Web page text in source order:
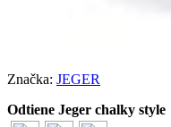
Značka: JEGER
Odtiene Jeger chalky style